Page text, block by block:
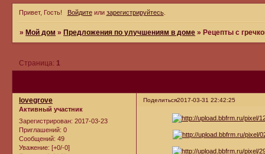
Привет, Гость! Войдитеили зарегистрируйтесь.
» Мой дом » Предложения по улучшениям в доме » Рецепты с
Страница: 1
Поделиться2017-03-31 22:42:25
lovegrove
Активный участник
Зарегистрирован: 2017-03-23
Приглашений: 0
Сообщений: 49
Уважение: [+0/-0]